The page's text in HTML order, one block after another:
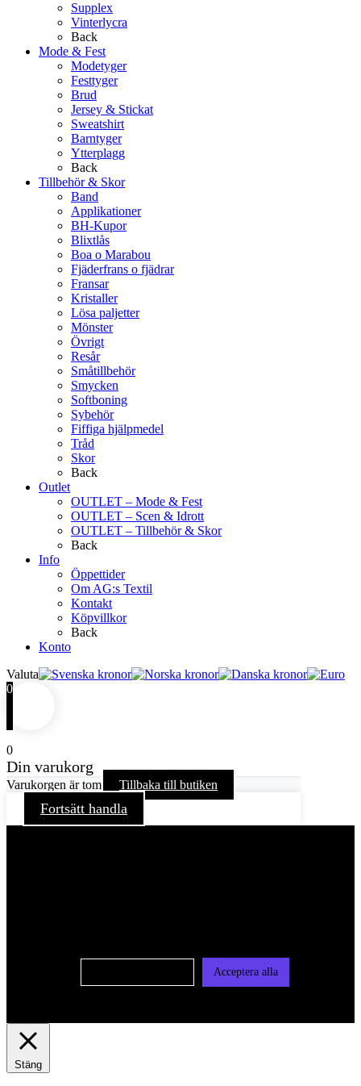
Supplex
Vinterlycra
Back
Mode & Fest
Modetyger
Festtyger
Brud
Jersey & Stickat
Sweatshirt
Barntyger
Ytterplagg
Back
Tillbehör & Skor
Band
Applikationer
BH-Kupor
Blixtlås
Boa o Marabou
Fjäderfrans o fjädrar
Fransar
Kristaller
Lösa paljetter
Mönster
Övrigt
Resår
Småtillbehör
Smycken
Softboning
Sybehör
Fiffiga hjälpmedel
Tråd
Skor
Back
Outlet
OUTLET – Mode & Fest
OUTLET – Scen & Idrott
OUTLET – Tillbehör & Skor
Back
Info
Öppettider
Om AG:s Textil
Kontakt
Köpvillkor
Back
Konto
Valuta
0
0
Din varukorg
Varukorgen är tom Tillbaka till butiken
Fortsätt handla
Acceptera alla
Stäng